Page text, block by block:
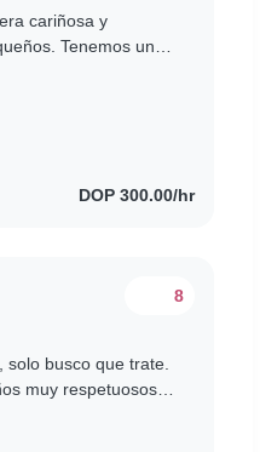
cariñosa y
Tenemos un
DOP 300.00/hr
8
busco que trate.
muy respetuosos y